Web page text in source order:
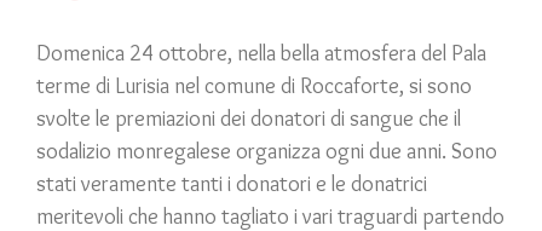
Domenica 24 ottobre, nella bella atmosfera del Pala
terme di Lurisia nel comune di Roccaforte, si sono
svolte le premiazioni dei donatori di sangue che il
sodalizio monregalese organizza ogni due anni. Sono
stati veramente tanti i donatori e le donatrici
meritevoli che hanno tagliato i vari traguardi partendo